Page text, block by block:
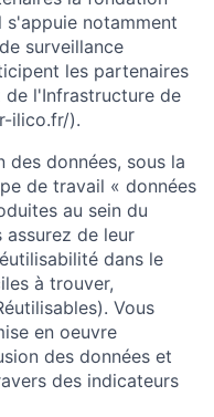
s'appuie notamment
surveillance
les partenaires
l'Infrastructure de
ilico.fr/).
des données, sous la
de travail « données
au sein du
de leur
dans le
à trouver,
Vous
en oeuvre
des données et
des indicateurs